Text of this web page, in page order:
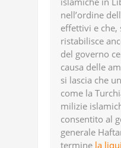
nell’ordine
effettivi e che,
ristabilisce
del governo
causa delle
si lascia che
come la
milizie
consentito al
generale
termine la